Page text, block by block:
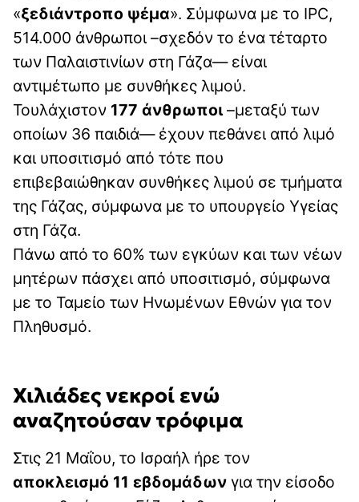
«ξεδιάντροπο ψέμα». Σύμφωνα με το IPC,
514.000 άνθρωποι –σχεδόν το ένα τέταρτο
των Παλαιστινίων στη Γάζα— είναι
αντιμέτωπο με συνθήκες λιμού.
Τουλάχιστον 177 άνθρωποι–μεταξύ των
οποίων 36 παιδιά— έχουν πεθάνει από λιμό
και υποσιτισμό από τότε που
επιβεβαιώθηκαν συνθήκες λιμού σε τμήματα
της Γάζας, σύμφωνα με το υπουργείο Υγείας
στη Γάζα.
Πάνω από το 60% των εγκύων και των νέων
μητέρων πάσχει από υποσιτισμό, σύμφωνα
με το Ταμείο των Ηνωμένων Εθνών για τον
Πληθυσμό.
Χιλιάδες νεκροί ενώ
αναζητούσαν τρόφιμα
Στις 21 Μαΐου, το Ισραήλ ήρε τον
αποκλεισμό 11 εβδομάδων για την είσοδο